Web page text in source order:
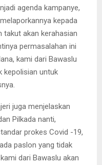
agenda kampanye,
kepada
takut akan kerahasian
permasalahan ini
kami dari Bawaslu
kepolisian untuk
juga menjelaskan
Pilkada nanti,
prokes Covid -19,
paslon yang tidak
dari Bawaslu akan